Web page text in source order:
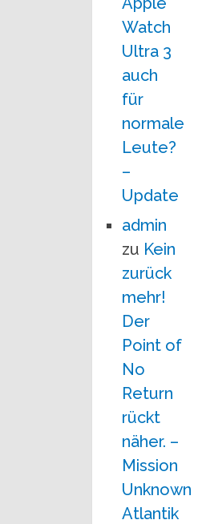
Watch
Ultra 3
auch
für
normale
Leute?
–
Update
admin
zu Kein
zurück
mehr!
Der
Point of
No
Return
rückt
näher. –
Mission
Unknown
Atlantik